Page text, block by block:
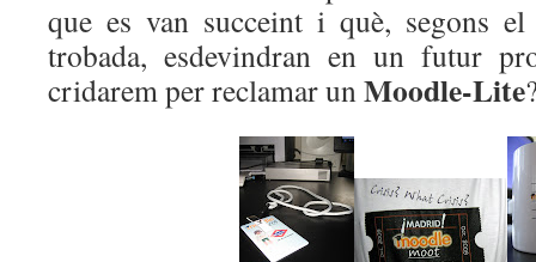
que es van succeint i què, segons
trobada, esdevindran en un futur
cridarem per reclamar unMoodle-Lite